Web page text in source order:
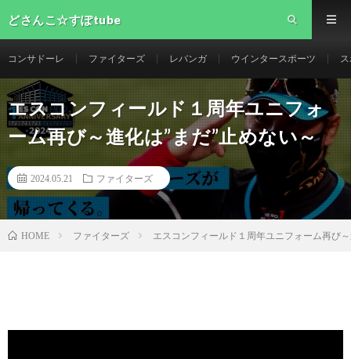
どさんこ☆すぽtube
コンサドーレ ファイターズ レバンガ ウインタースポーツ
エスコンフィールド１周年ユニフォ
ーム再び～進化は”まだ”止めない～
2024.05.21 ファイターズ
HOME ファイターズ エスコンフィールド１周年ユニフォーム再び